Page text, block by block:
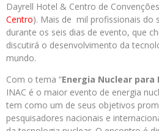
Dayrell Hotel & Centro de
Centro). Mais de mil profissionais do
durante os seis dias de evento, que
discutirá o desenvolvimento da
mundo.
Com o tema “Energia Nuclear para
INAC é o maior evento de energia
tem como um de seus objetivos
pesquisadores nacionais e